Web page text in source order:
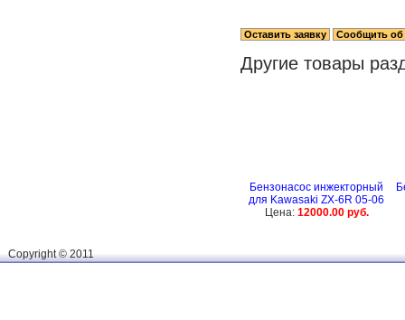
Другие товары
Бензонасос инжекторный
для Kawasaki ZX-6R 05-06
Цена: 12000.00 руб.
Сopyright © 2011